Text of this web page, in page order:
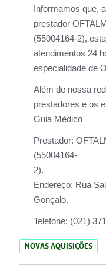
Informamos que,
prestador
(55004164-2),
atendimentos 24
especialidade de
Além de nossa
prestadores e os
Guia Médico
Prestador:
(55004164-
Endereço: Rua
Gonçalo.
Telefone: (021)
NOVAS AQUISIÇÕES